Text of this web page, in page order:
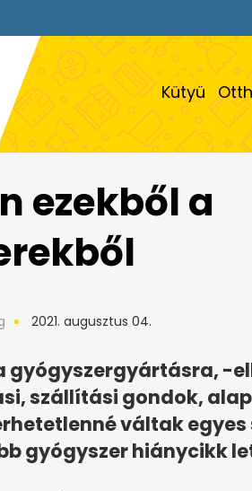
Kütyü
ezekből a
2021. augusztus 04.
gyógyszergyártásra, -
szállítási gondok,
váltak egyes
gyógyszer hiánycikk